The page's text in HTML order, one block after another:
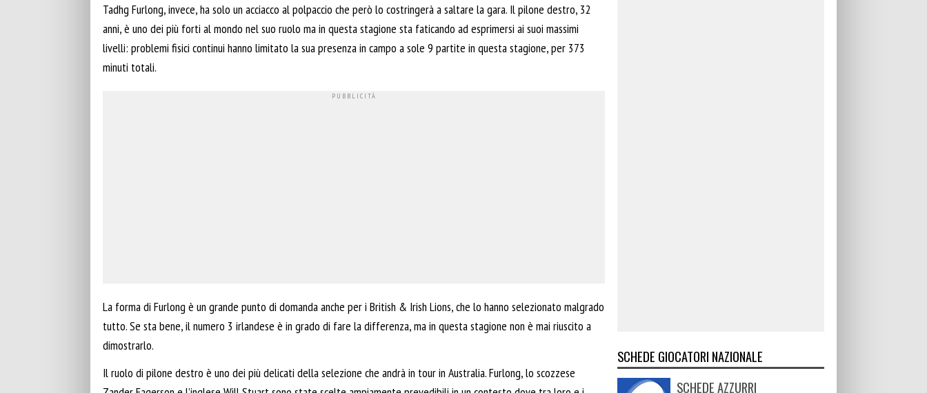
Tadhg Furlong, invece, ha solo un acciacco al polpaccio che però lo costringerà a saltare la gara. Il pilone destro, 32
anni, è uno dei più forti al mondo nel suo ruolo ma in questa stagione sta faticando ad esprimersi ai suoi massimi
livelli: problemi fisici continui hanno limitato la sua presenza in campo a sole 9 partite in questa stagione, per 373
minuti totali.
La forma di Furlong è un grande punto di domanda anche per i British & Irish Lions, che lo hanno selezionato malgrado
tutto. Se sta bene, il numero 3 irlandese è in grado di fare la differenza, ma in questa stagione non è mai riuscito a
dimostrarlo.
Il ruolo di pilone destro è uno dei più delicati della selezione che andrà in tour in Australia. Furlong, lo scozzese
SCHEDE GIOCATORI NAZIONALE
SCHEDE AZZURRI